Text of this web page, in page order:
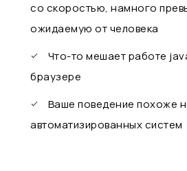
со скоростью, намного
ожидаемую от человека
Что-то мешает работе
браузере
Ваше поведение похоже
автоматизированных систем